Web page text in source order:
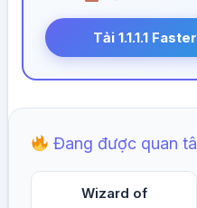
Tải 1.1.1.1
Đang được quan
Wizard of